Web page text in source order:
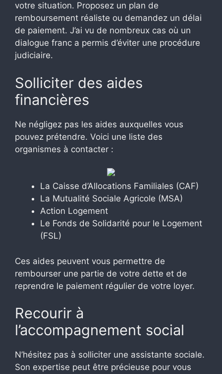
votre situation. Proposez un plan de
remboursement réaliste ou demandez un délai
de paiement. J’ai vu de nombreux cas où un
dialogue franc a permis d’éviter une procédure
judiciaire.
Solliciter des aides
financières
Ne négligez pas les aides auxquelles vous
pouvez prétendre. Voici une liste des
organismes à contacter :
La Caisse d’Allocations Familiales (CAF)
La Mutualité Sociale Agricole (MSA)
Action Logement
Le Fonds de Solidarité pour le Logement
(FSL)
Ces aides peuvent vous permettre de
rembourser une partie de votre dette et de
reprendre le paiement régulier de votre loyer.
Recourir à
l’accompagnement social
N’hésitez pas à solliciter une assistante sociale.
Son expertise peut être précieuse pour vous